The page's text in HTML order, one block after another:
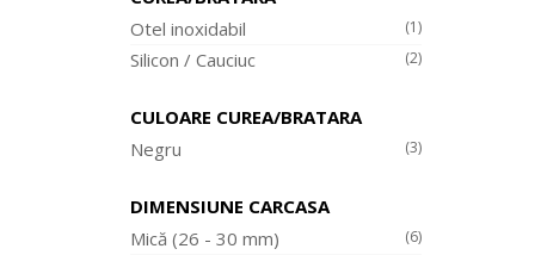
Otel inoxidabil
(1)
Silicon / Cauciuc (2)
CULOARE CUREA/BRATARA
Negru
(3)
DIMENSIUNE CARCASA
Mică (26 - 30 mm)
(6)